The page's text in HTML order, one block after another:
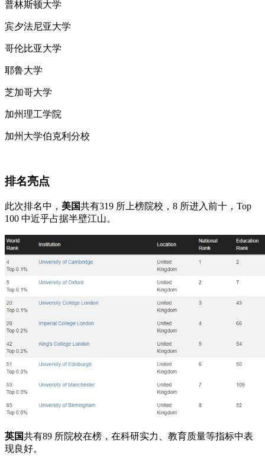
普林斯顿大学
宾夕法尼亚大学
哥伦比亚大学
耶鲁大学
芝加哥大学
加州理工学院
加州大学伯克利分校
排名亮点
此次排名中， 美国共有319 所上榜院校，8 所进入前十，Top
100 中近乎占据半壁江山。
英国共有89 所院校在榜，在科研实力、教育质量等指标中表
现良好。